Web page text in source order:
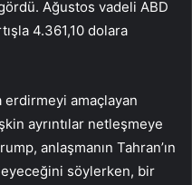
Ağustos vadeli ABD
4.361,10 dolara
erdirmeyi amaçlayan
ayrıntılar netleşmeye
anlaşmanın Tahran’ın
söylerken, bir